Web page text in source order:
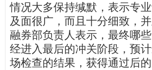
情况大多保持缄默，表示专
及面很广，而且十分细致，
融券部负责人表示，最终哪
经进入最后的冲关阶段，预
场检查的结果，获得通过后